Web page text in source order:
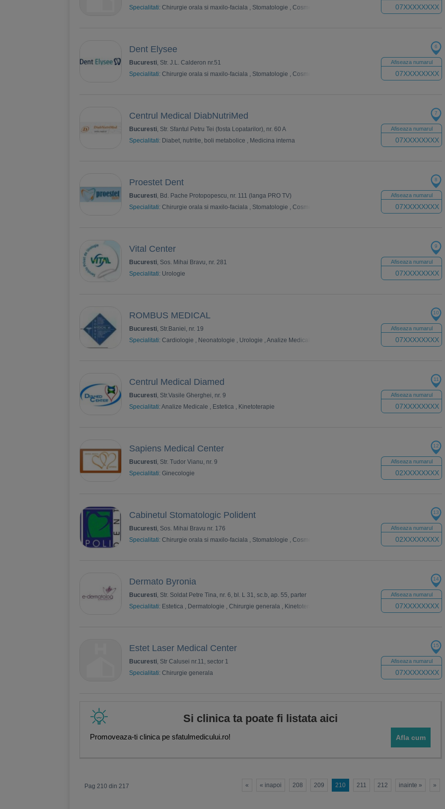
Specialitati: Chirurgie orala si maxilo-faciala , Stomatologie , Cosmetica dentara 07XXXXXXXX
Dent Elysee
Bucuresti, Str. J.L. Calderon nr.51
Specialitati: Chirurgie orala si maxilo-faciala , Stomatologie , Cosmetica dentara
Afiseaza numarul
07XXXXXXXX
6
Centrul Medical DiabNutriMed
Bucuresti, Str. Sfantul Petru Tei (fosta Lopatarilor), nr. 60 A
Specialitati: Diabet, nutritie, boli metabolice , Medicina interna
Afiseaza numarul
07XXXXXXXX
7
Proestet Dent
Bucuresti, Bd. Pache Protopopescu, nr. 111 (langa PRO TV)
Specialitati: Chirurgie orala si maxilo-faciala , Stomatologie , Cosmetica dentara
Afiseaza numarul
07XXXXXXXX
8
Vital Center
Bucuresti, Sos. Mihai Bravu, nr. 281
Specialitati: Urologie
Afiseaza numarul
07XXXXXXXX
9
ROMBUS MEDICAL
Bucuresti, Str.Baniei, nr. 19
Specialitati: Cardiologie , Neonatologie , Urologie , Analize Medicale Dermatologie,
Afiseaza numarul
07XXXXXXXX
10
Centrul Medical Diamed
Bucuresti, Str.Vasile Gherghei, nr. 9
Specialitati:Analize Medicale , Estetica , Kinetoterapie
Afiseaza numarul
07XXXXXXXX
11
Sapiens Medical Center
Bucuresti, Str. Tudor Vianu, nr. 9
Specialitati: Ginecologie
Afiseaza numarul
02XXXXXXXX
12
Cabinetul Stomatologic Polident
Bucuresti, Sos. Mihai Bravu nr. 176
Specialitati: Chirurgie orala si maxilo-faciala , Stomatologie , Cosmetica dentara
Afiseaza numarul
02XXXXXXXX
13
Dermato Byronia
Bucuresti, Str. Soldat Petre Tina, nr. 6, bl. L 31, sc.b, ap. 55, parter
Specialitati: Estetica , Dermatologie , Chirurgie generala , Kinetoterapie
Afiseaza numarul
07XXXXXXXX
14
Estet Laser Medical Center
Bucuresti, Str Calusei nr.11, sector 1
Specialitati: Chirurgie generala
Afiseaza numarul
07XXXXXXXX
15
Si clinica ta poate fi listata aici
Promoveaza-ti clinica pe sfatulmedicului.ro! Afla cum
Pag 210 din 217 « « inapoi 208 209 210 211 212 inainte » »